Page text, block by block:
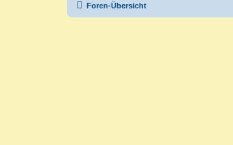
Foren-Übersicht